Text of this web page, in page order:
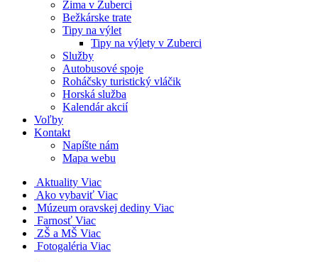
Zima v Zuberci
Bežkárske trate
Tipy na výlet
Tipy na výlety v Zuberci
Služby
Autobusové spoje
Roháčsky turistický vláčik
Horská služba
Kalendár akcií
Voľby
Kontakt
Napíšte nám
Mapa webu
Aktuality Viac
Ako vybaviť Viac
Múzeum oravskej dediny Viac
Farnosť Viac
ZŠ a MŠ Viac
Fotogaléria Viac